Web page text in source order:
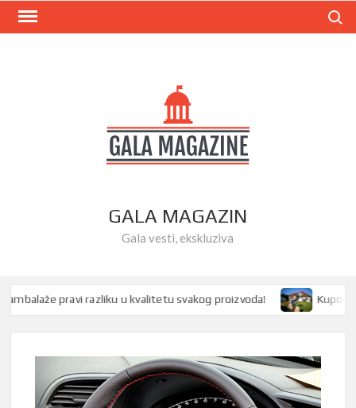
Skip
GALA MAGAZIN
Gala vesti, ekskluziva
pravi razliku u kvalitetu svakog proizvoda! Kupovina